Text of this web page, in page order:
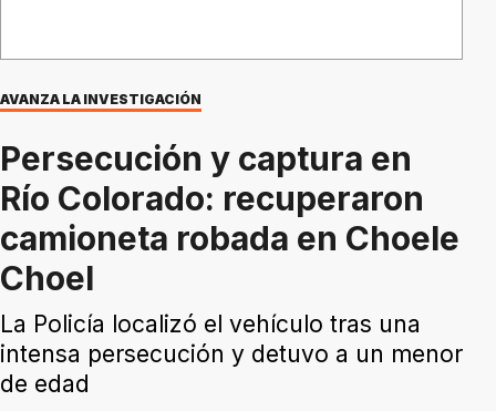
AVANZA LA INVESTIGACIÓN
Persecución y captura en
Río Colorado: recuperaron
camioneta robada en Choele
Choel
La Policía localizó el vehículo tras una
intensa persecución y detuvo a un menor
de edad